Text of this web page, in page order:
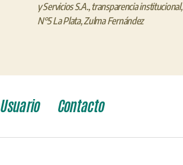
y Servicios S.A., transparencia institucional,
N°5 La Plata,Zulma Fernández
Usuario Contacto